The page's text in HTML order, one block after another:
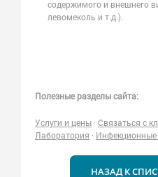
содержимого и внешнего
левомеколь и т.д.).
Полезные разделы сайта:
Услуги и цены · Связаться с
Лаборатория · Инфекционные
НАЗАД К